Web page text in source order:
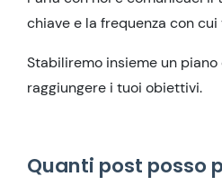
chiave e la frequenza con
Stabiliremo insieme un
raggiungere i tuoi obiettivi.
Quanti post posso